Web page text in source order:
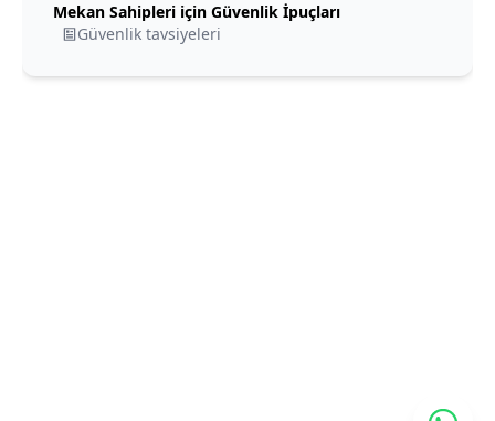
Mekan Sahipleri için Güvenlik İpuçları
Güvenlik tavsiyeleri